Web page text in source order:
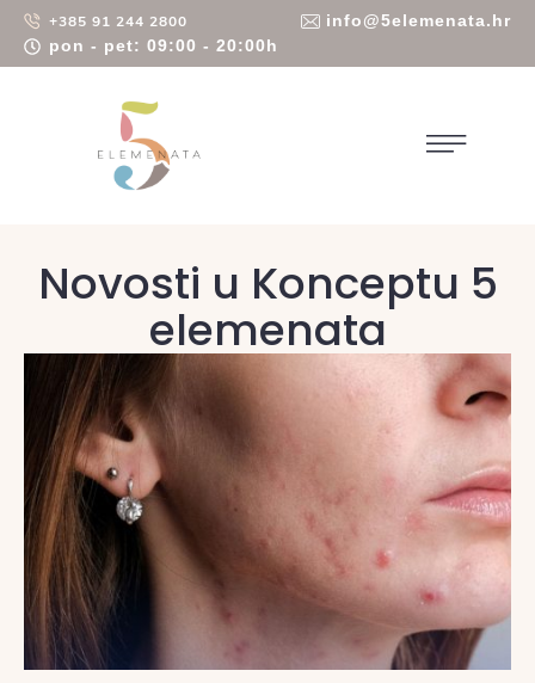
+385 91 244 2800
info@5elemenata.hr
pon - pet: 09:00 - 20:00h
Novosti u Konceptu 5
elemenata